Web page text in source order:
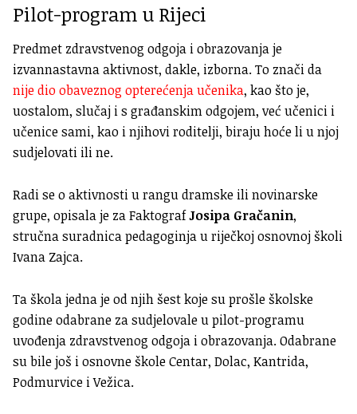
Pilot-program u Rijeci
Predmet zdravstvenog odgoja i obrazovanja je
izvannastavna aktivnost, dakle, izborna. To znači da
nije dio obaveznog opterećenja učenika, kao što je,
uostalom, slučaj i s građanskim odgojem, već učenici i
učenice sami, kao i njihovi roditelji, biraju hoće li u njoj
sudjelovati ili ne.
Radi se o aktivnosti u rangu dramske ili novinarske
grupe, opisala je za FaktografJosipa Gračanin,
stručna suradnica pedagoginja u riječkoj osnovnoj školi
Ivana Zajca.
Ta škola jedna je od njih šest koje su prošle školske
godine odabrane za sudjelovale u pilot-programu
uvođenja zdravstvenog odgoja i obrazovanja. Odabrane
su bile još i osnovne škole Centar, Dolac, Kantrida,
Podmurvice i Vežica.